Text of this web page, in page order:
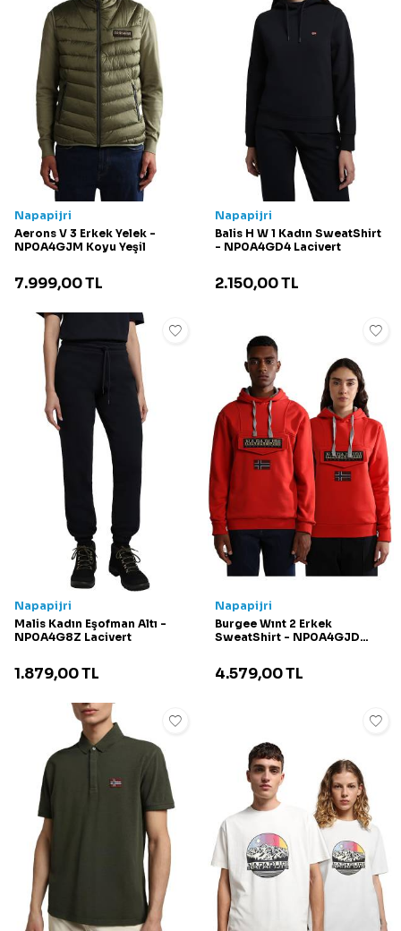
Napapijri
Aerons V 3 Erkek Yelek -
NP0A4GJM Koyu Yeşil
7.999,00TL
Napapijri
Balis H W 1 Kadın SweatShirt
- NP0A4GD4 Lacivert
2.150,00TL
Napapijri
Malis Kadın Eşofman Altı -
NP0A4G8Z Lacivert
1.879,00TL
Napapijri
Burgee Wınt 2 Erkek
SweatShirt - NP0A4GJD
4.579,00TL